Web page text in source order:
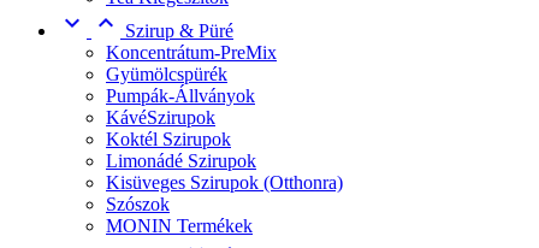
 
Szirup & Püré
Koncentrátum-PreMix
Gyümölcspürék
Pumpák-Állványok
KávéSzirupok
Koktél Szirupok
Limonádé Szirupok
Kisüveges Szirupok (Otthonra)
Szószok
MONIN Termékek